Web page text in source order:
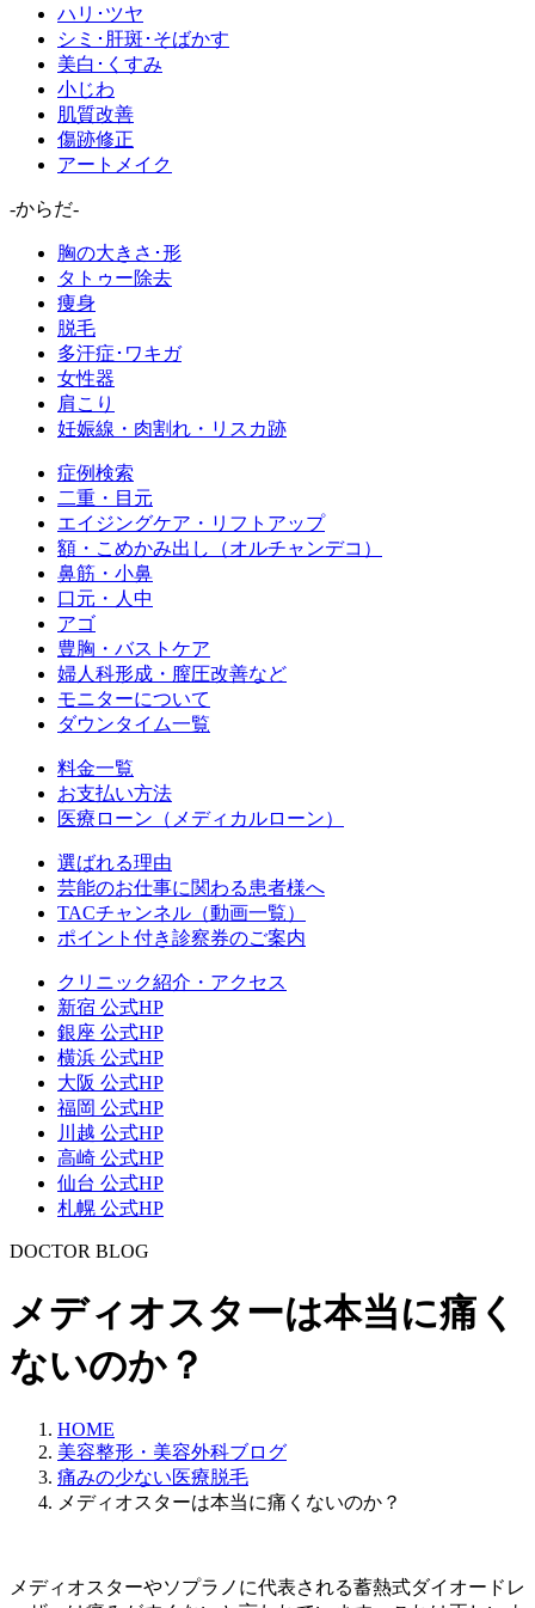
ハリ･ツヤ
シミ･肝斑･そばかす
美白･くすみ
小じわ
肌質改善
傷跡修正
アートメイク
-からだ-
胸の大きさ･形
タトゥー除去
痩身
脱毛
多汗症･ワキガ
女性器
肩こり
妊娠線・肉割れ・リスカ跡
症例検索
二重・目元
エイジングケア・リフトアップ
額・こめかみ出し（オルチャンデコ）
鼻筋・小鼻
口元・人中
アゴ
豊胸・バストケア
婦人科形成・膣圧改善など
モニターについて
ダウンタイム一覧
料金一覧
お支払い方法
医療ローン（メディカルローン）
選ばれる理由
芸能のお仕事に関わる患者様へ
TACチャンネル（動画一覧）
ポイント付き診察券のご案内
クリニック紹介・アクセス
新宿 公式HP
銀座 公式HP
横浜 公式HP
大阪 公式HP
福岡 公式HP
川越 公式HP
高崎 公式HP
仙台 公式HP
札幌 公式HP
DOCTOR BLOG
メディオスターは本当に痛く
ないのか？
HOME
美容整形・美容外科ブログ
痛みの少ない医療脱毛
メディオスターは本当に痛くないのか？
メディオスターやソプラノに代表される蓄熱式ダイオードレ